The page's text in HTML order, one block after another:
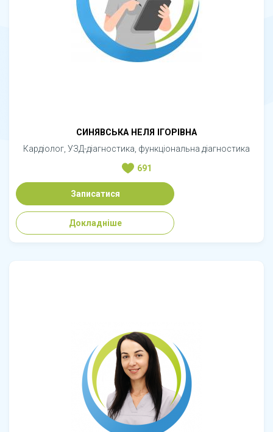
СИНЯВСЬКА НЕЛЯ ІГОРІВНА
Кардіолог, УЗД-діагностика, функціональна діагностика
691
Записатися
Докладніше